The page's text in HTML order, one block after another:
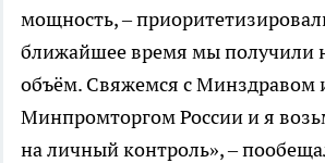
мощность, –
ближайшее время мы получили
объём. Свяжемся с Минздравом
Минпромторгом России и я
на личный контроль», –